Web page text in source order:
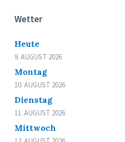
Wetter
Heute
9. AUGUST 2026
Montag
10. AUGUST 2026
Dienstag
11. AUGUST 2026
Mittwoch